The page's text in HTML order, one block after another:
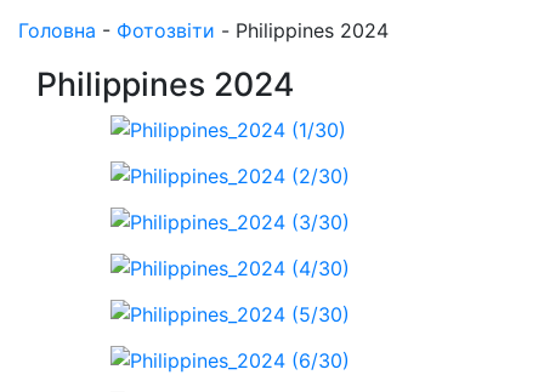
Головна - Фотозвіти - Philippines 2024
Philippines 2024